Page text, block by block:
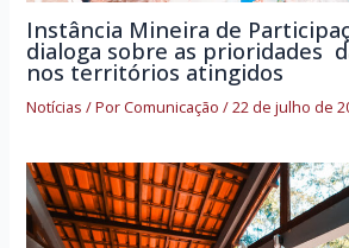
Instância Mineira de
dialoga sobre as prioridades
nos territórios atingidos
Notícias / PorComunicação/22 de julho de